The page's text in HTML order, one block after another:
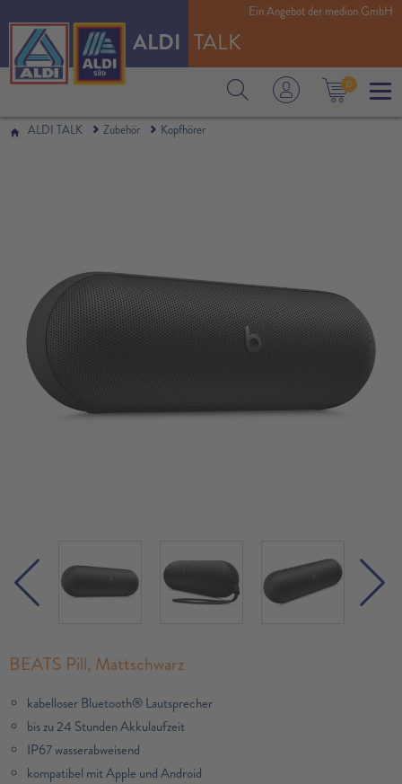
ALDI TALK
0
Ein Angebot der medion GmbH
ALDI TALK Zubehör Kopfhörer
BEATS Pill, Mattschwarz
kabelloser Bluetooth® Lautsprecher
bis zu 24 Stunden Akkulaufzeit
IP67 wasserabweisend
kompatibel mit Apple und Android